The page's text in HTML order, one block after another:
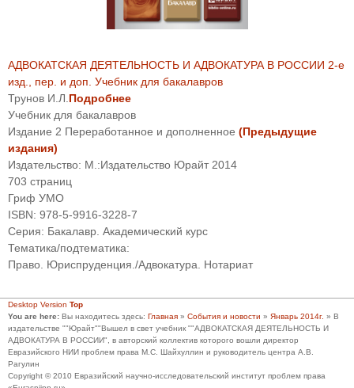
АДВОКАТСКАЯ ДЕЯТЕЛЬНОСТЬ И АДВОКАТУРА В РОССИИ 2-е
изд., пер. и доп. Учебник для бакалавров
Трунов И.Л. Подробнее
Учебник для бакалавров
Издание 2 Переработанное и дополненное (Предыдущие
издания)
Издательство: М.:Издательство Юрайт 2014
703 страниц
Гриф УМО
ISBN: 978-5-9916-3228-7
Серия: Бакалавр. Академический курс
Тематика/подтематика:
Право. Юриспруденция./Адвокатура. Нотариат
Desktop Version Top
You are here: Вы находитесь здесь: Главная » События и новости » Январь 2014г. » В
издательстве ""Юрайт""Вышел в свет учебник ""АДВОКАТСКАЯ ДЕЯТЕЛЬНОСТЬ И
АДВОКАТУРА В РОССИИ", в авторский коллектив которого вошли директор
Евразийского НИИ проблем права М.С. Шайхуллин и руководитель центра А.В.
Рагулин
Copyright © 2010 Евразийский научно-исследовательский институт проблем права